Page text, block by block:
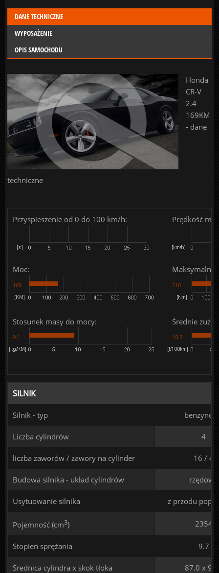
DANE TECHNICZNE
WYPOSAŻENIE
OPIS SAMOCHODU
Honda
CR-V
2.4
169KM
- dane
techniczne
Przyspieszenie od 0 do 100 km/h: Prędkość
Moc:
169
Maksymalny
218
Stosunek masy do mocy:
9.1
Średnie
10.2
SILNIK
Silnik - typ
Liczba cylindrów 4
liczba zaworów / zawory na cylinder 16 / 4
Budowa silnika - układ cylindrów rzędowy
Usytuowanie silnika z przodu
Pojemność (cm3) 2354
Stopień sprężania 9.7
Średnica cylindra x skok tłoka 87.0 x